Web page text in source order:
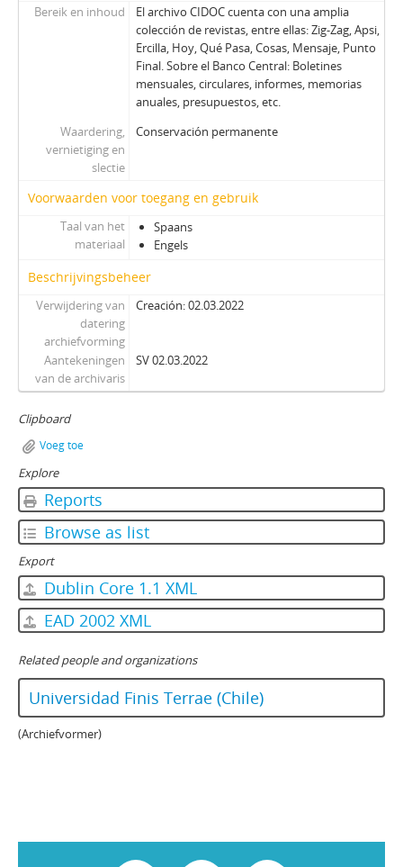
ZZ - Zig-Zag
Bereik en inhoud
El archivo CIDOC cuenta con una amplia
colección de revistas, entre ellas: Zig-Zag, Apsi,
Ercilla, Hoy, Qué Pasa, Cosas, Mensaje, Punto
Final. Sobre el Banco Central: Boletines
mensuales, circulares, informes, memorias
anuales, presupuestos, etc.
Waardering,
vernietiging en
slectie
Conservación permanente
Voorwaarden voor toegang en gebruik
Taal van het
materiaal
Spaans
Engels
Beschrijvingsbeheer
Verwijdering van
datering
archiefvorming
Creación: 02.03.2022
Aantekeningen
van de archivaris
SV 02.03.2022
Clipboard
Voeg toe
Explore
Reports
Browse as list
Export
Dublin Core 1.1 XML
EAD 2002 XML
Related people and organizations
Universidad Finis Terrae (Chile)
(Archiefvormer)